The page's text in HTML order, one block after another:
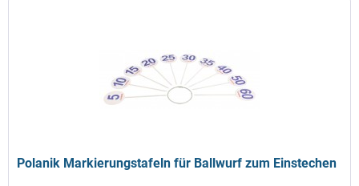
Polanik Markierungstafeln für Ballwurf zum Einstechen